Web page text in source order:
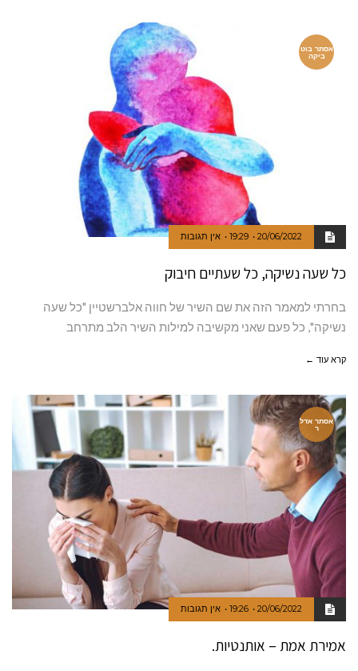
אסתר בוט
ביקה
20/06/2022
19:29 אין תגובות
כל שעה נשיקה, כל שעתיים חיבוק
בחרתי למאמר הזה את שם השיר של חווה אלברשטיין "כל שעה
נשיקה", כל פעם שאני מקשיבה למילות השיר הלב מתרחב
קרא עוד ←
אסתר אדל
ר
20/06/2022
19:26 אין תגובות
אמירת אמת – אותנטיות.